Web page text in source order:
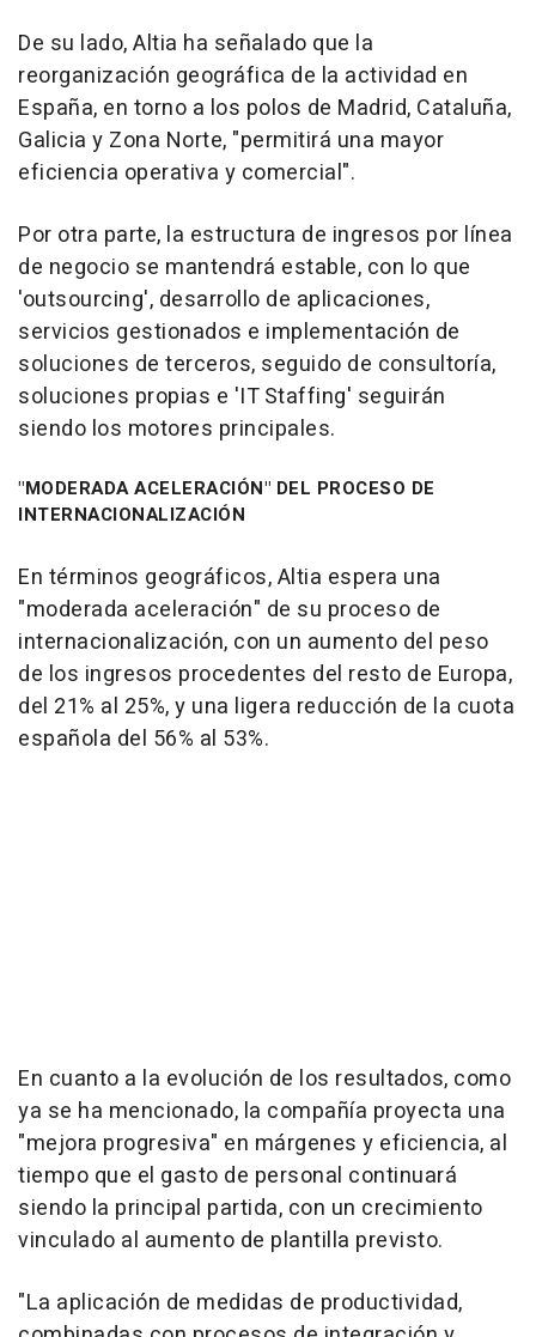
De su lado, Altia ha señalado que la
reorganización geográfica de la actividad en
España, en torno a los polos de Madrid, Cataluña,
Galicia y Zona Norte, "permitirá una mayor
eficiencia operativa y comercial".
Por otra parte, la estructura de ingresos por línea
de negocio se mantendrá estable, con lo que
'outsourcing', desarrollo de aplicaciones,
servicios gestionados e implementación de
soluciones de terceros, seguido de consultoría,
soluciones propias e 'IT Staffing' seguirán
siendo los motores principales.
"MODERADA ACELERACIÓN" DEL PROCESO DE
INTERNACIONALIZACIÓN
En términos geográficos, Altia espera una
"moderada aceleración" de su proceso de
internacionalización, con un aumento del peso
de los ingresos procedentes del resto de Europa,
del 21% al 25%, y una ligera reducción de la cuota
española del 56% al 53%.
En cuanto a la evolución de los resultados, como
ya se ha mencionado, la compañía proyecta una
"mejora progresiva" en márgenes y eficiencia, al
tiempo que el gasto de personal continuará
siendo la principal partida, con un crecimiento
vinculado al aumento de plantilla previsto.
"La aplicación de medidas de productividad,